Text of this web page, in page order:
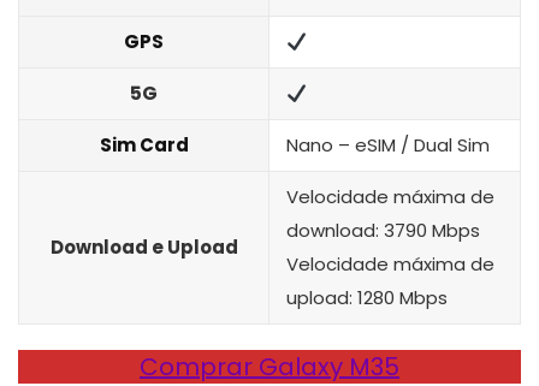
GPS
5G
Sim Card Nano – eSIM / Dual Sim
Download e Upload
Velocidade máxima de
download: 3790 Mbps
Velocidade máxima de
upload: 1280 Mbps
Comprar Galaxy M35